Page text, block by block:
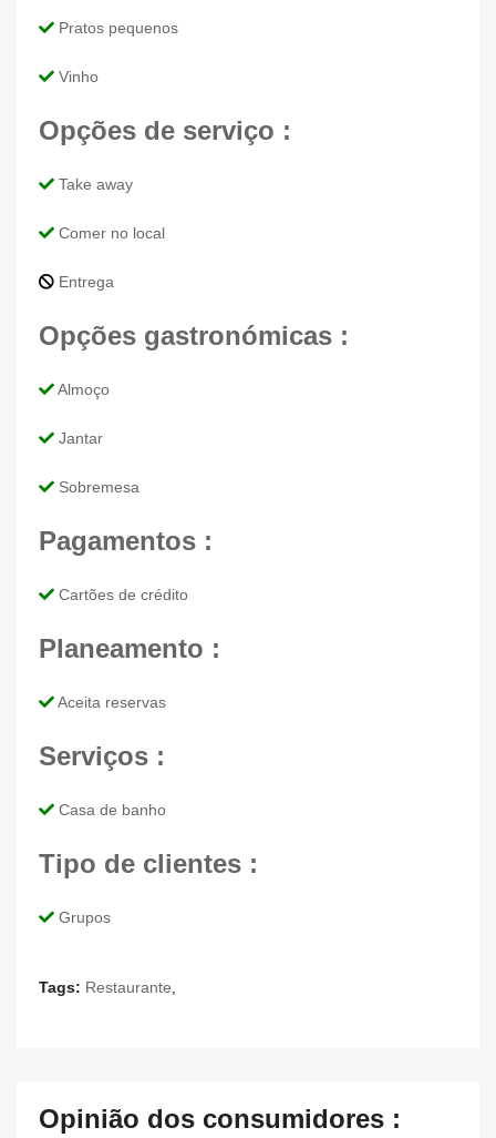
Pratos pequenos
Vinho
Opções de serviço :
Take away
Comer no local
Entrega
Opções gastronómicas :
Almoço
Jantar
Sobremesa
Pagamentos :
Cartões de crédito
Planeamento :
Aceita reservas
Serviços :
Casa de banho
Tipo de clientes :
Grupos
Tags: Restaurante
Opinião dos consumidores :